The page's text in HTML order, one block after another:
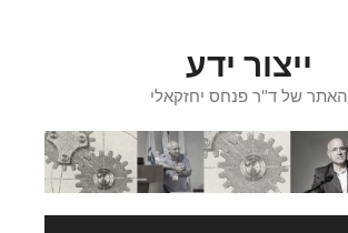
ייצור ידע
האתר של ד"ר פנחס יחזקאלי